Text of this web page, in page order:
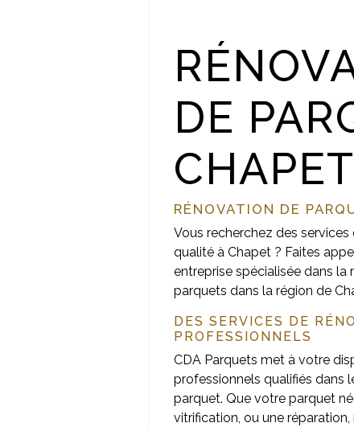
DE
CHAPET
RÉNOVATION DE
Vous recherchez des
qualité à Chapet ? Faites
entreprise spécialisée dans
parquets dans la région de
DES SERVICES DE
PROFESSIONNELS
CDA Parquets met à votre
professionnels qualifiés dans
parquet. Que votre parquet
vitrification, ou une